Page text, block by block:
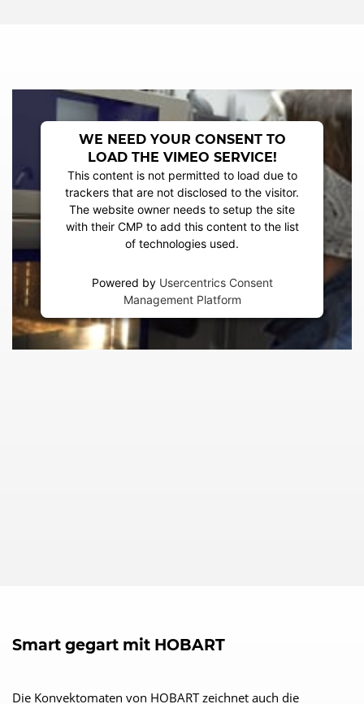
WE NEED YOUR CONSENT TO
LOAD THE VIMEO SERVICE!
This content is not permitted to load due to
trackers that are not disclosed to the visitor.
The website owner needs to setup the site
with their CMP to add this content to the list
of technologies used.
Powered by Usercentrics Consent
Management Platform
Smart gegart mit HOBART
Die Konvektomaten von HOBART zeichnet auch die